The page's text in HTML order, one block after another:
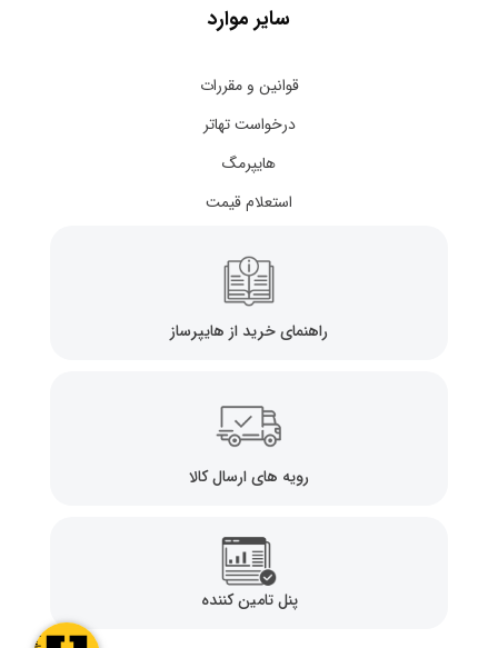
سایر موارد
قوانین و مقررات
درخواست تهاتر
هایپرمگ
استعلام قیمت
راهنمای خرید از هایپرساز
رویه های ارسال کالا
پنل تامین کننده